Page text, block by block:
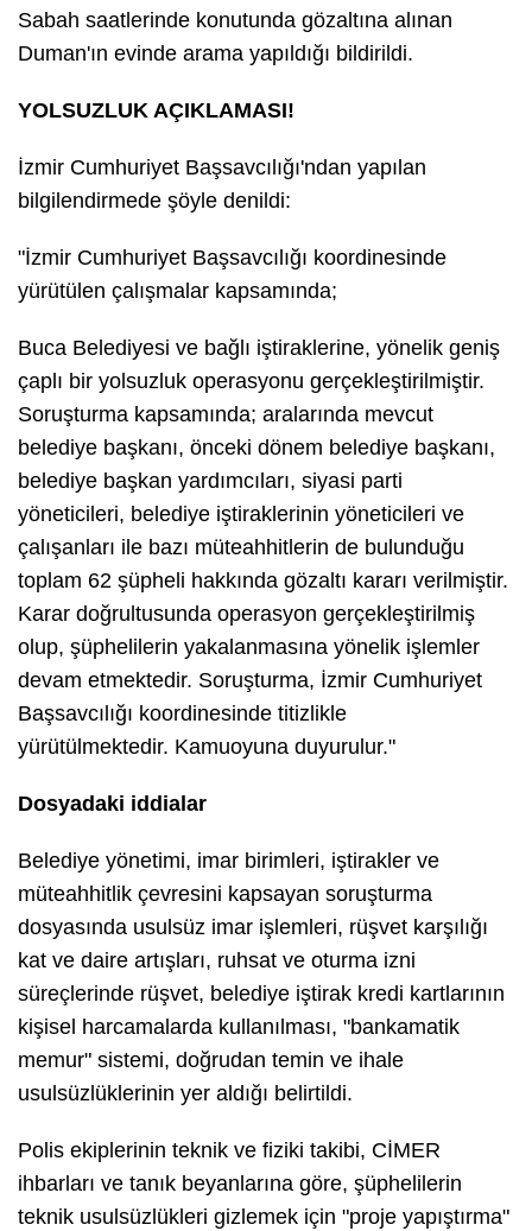
Sabah saatlerinde konutunda gözaltına alınan
Duman'ın evinde arama yapıldığı bildirildi.
YOLSUZLUK AÇIKLAMASI!
İzmir Cumhuriyet Başsavcılığı'ndan yapılan
bilgilendirmede şöyle denildi:
"İzmir Cumhuriyet Başsavcılığı koordinesinde
yürütülen çalışmalar kapsamında;
Buca Belediyesi ve bağlı iştiraklerine, yönelik geniş
çaplı bir yolsuzluk operasyonu gerçekleştirilmiştir.
Soruşturma kapsamında; aralarında mevcut
belediye başkanı, önceki dönem belediye başkanı,
belediye başkan yardımcıları, siyasi parti
yöneticileri, belediye iştiraklerinin yöneticileri ve
çalışanları ile bazı müteahhitlerin de bulunduğu
toplam 62 şüpheli hakkında gözaltı kararı verilmiştir.
Karar doğrultusunda operasyon gerçekleştirilmiş
olup, şüphelilerin yakalanmasına yönelik işlemler
devam etmektedir. Soruşturma, İzmir Cumhuriyet
Başsavcılığı koordinesinde titizlikle
yürütülmektedir. Kamuoyuna duyurulur."
Dosyadaki iddialar
Belediye yönetimi, imar birimleri, iştirakler ve
müteahhitlik çevresini kapsayan soruşturma
dosyasında usulsüz imar işlemleri, rüşvet karşılığı
kat ve daire artışları, ruhsat ve oturma izni
süreçlerinde rüşvet, belediye iştirak kredi kartlarının
kişisel harcamalarda kullanılması, "bankamatik
memur" sistemi, doğrudan temin ve ihale
usulsüzlüklerinin yer aldığı belirtildi.
Polis ekiplerinin teknik ve fiziki takibi, CİMER
ihbarları ve tanık beyanlarına göre, şüphelilerin
teknik usulsüzlükleri gizlemek için "proje yapıştırma"